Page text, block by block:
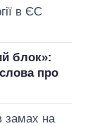
в ЄС
блок»:
про
замах на